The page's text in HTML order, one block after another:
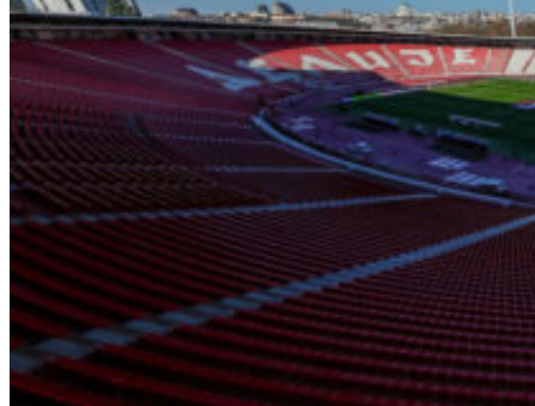
KK Partizan
KK Crvena
zvezda
Srbija
Evroliga
ABA liga
Evrokup
FIBA Liga
Šampiona
NBA
Transferi
Ostale lige
Basket
Tenis
ATP
WTP
Esports